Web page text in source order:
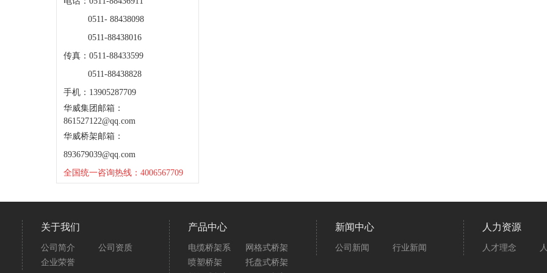
0511- 88438098
0511-88438016
传真：0511-88433599
0511-88438828
手机：13905287709
华威集团邮箱：
861527122@qq.com
华威桥架邮箱：
893679039@qq.com
全国统一咨询热线：4006567709
关于我们
公司简介
公司资质
企业荣誉
产品中心
电缆桥架系
网格式桥架
喷塑桥架
托盘式桥架
新闻中心
公司新闻 行业新闻
人力资源
人才理念